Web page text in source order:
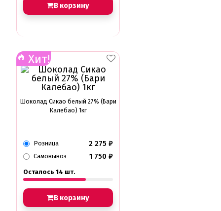
В корзину
Хит!
Шоколад Сикао белый 27% (Бари
Калебао) 1кг
Розница 2 275 ₽
Самовывоз 1 750 ₽
Осталось 14 шт.
В корзину